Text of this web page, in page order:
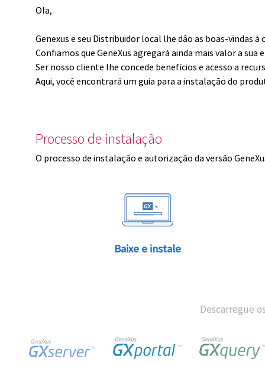
Ola,
Genexus e seu Distribuidor local lhe dão as boas-vindas à
Confiamos que GeneXus agregará ainda mais valor a
Ser nosso cliente lhe concede benefícios e acesso a
Aqui, você encontrará um guia para a instalação do
Processo de instalação
O processo de instalação e autorização da versão
Baixe e instale
Descarregue